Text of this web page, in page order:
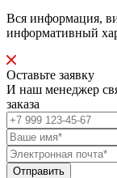
Вся информация,
информативный
Оставьте заявку
И наш менеджер
заказа
Отправить